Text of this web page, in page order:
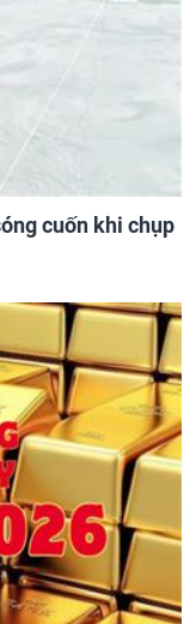
cuốn khi chụp